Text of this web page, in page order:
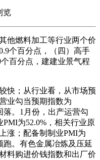
览
燃料加工等行业两个价
个百分点，（四）高手
百分点，建建业景气程
；从行业看，从市场预
业勾当预期指数为
落。1月份，出产运营勾
为52.0%，相关行业原
涨；配备制制业PMI为
跑。有色金属冶炼及压延
料购进价钱指数和出厂价